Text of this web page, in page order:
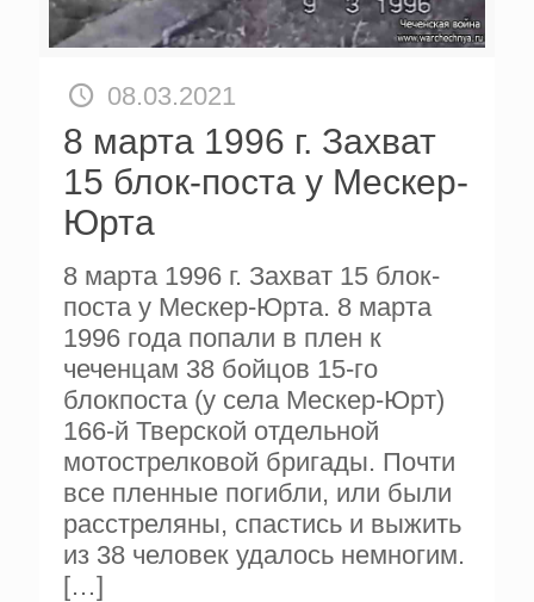
08.03.2021
8 марта 1996 г. Захват
15 блок-поста у Мескер-
Юрта
8 марта 1996 г. Захват 15 блок-
поста у Мескер-Юрта. 8 марта
1996 года попали в плен к
чеченцам 38 бойцов 15-го
блокпоста (у села Мескер-Юрт)
166-й Тверской отдельной
мотострелковой бригады. Почти
все пленные погибли, или были
расстреляны, спастись и выжить
из 38 человек удалось немногим.
[…]